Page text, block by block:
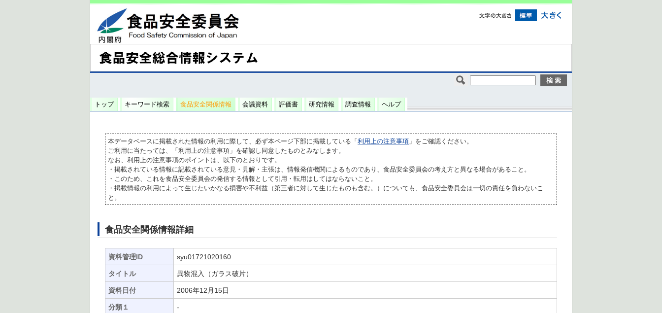
トップ キーワード検索 食品安全関係情報 会議資料 評価書 研究情報 調査情報 ヘルプ
本データベースに掲載された情報の利用に際して、必ず本ページ下部に掲載している「 利用上の注意事項 」をご確認ください。
ご利用に当たっては、「利用上の注意事項」を確認し同意したものとみなします。
なお、利用上の注意事項のポイントは、以下のとおりです。
・掲載されている情報に記載されている意見・見解・主張は、情報発信機関によるものであり、食品安全委員会の考え方と異なる場合があること。
・このため、これを食品安全委員会の発信する情報として引用・転用はしてはならないこと。
・掲載情報の利用によって生じたいかなる損害や不利益（第三者に対して生じたものも含む。）についても、食品安全委員会は一切の責任を負わないこ
と。
食品安全関係情報詳細
資料管理ID syu01721020160
タイトル 異物混入（ガラス破片）
資料日付 2006年12月15日
分類１ -